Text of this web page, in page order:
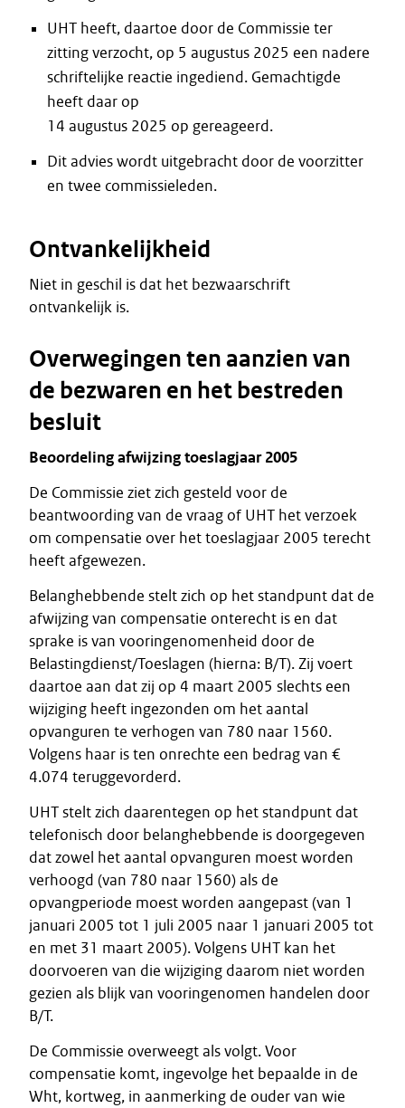
UHT heeft, daartoe door de Commissie ter
zitting verzocht, op 5 augustus 2025 een nadere
schriftelijke reactie ingediend. Gemachtigde
heeft daar op
14 augustus 2025 op gereageerd.
Dit advies wordt uitgebracht door de voorzitter
en twee commissieleden.
Ontvankelijkheid
Niet in geschil is dat het bezwaarschrift
ontvankelijk is.
Overwegingen ten aanzien van
de bezwaren en het bestreden
besluit
Beoordeling afwijzing toeslagjaar 2005
De Commissie ziet zich gesteld voor de
beantwoording van de vraag of UHT het verzoek
om compensatie over het toeslagjaar 2005 terecht
heeft afgewezen.
Belanghebbende stelt zich op het standpunt dat de
afwijzing van compensatie onterecht is en dat
sprake is van vooringenomenheid door de
Belastingdienst/Toeslagen (hierna: B/T). Zij voert
daartoe aan dat zij op 4 maart 2005 slechts een
wijziging heeft ingezonden om het aantal
opvanguren te verhogen van 780 naar 1560.
Volgens haar is ten onrechte een bedrag van €
4.074 teruggevorderd.
UHT stelt zich daarentegen op het standpunt dat
telefonisch door belanghebbende is doorgegeven
dat zowel het aantal opvanguren moest worden
verhoogd (van 780 naar 1560) als de
opvangperiode moest worden aangepast (van 1
januari 2005 tot 1 juli 2005 naar 1 januari 2005 tot
en met 31 maart 2005). Volgens UHT kan het
doorvoeren van die wijziging daarom niet worden
gezien als blijk van vooringenomen handelen door
B/T.
De Commissie overweegt als volgt. Voor
compensatie komt, ingevolge het bepaalde in de
Wht, kortweg, in aanmerking de ouder van wie